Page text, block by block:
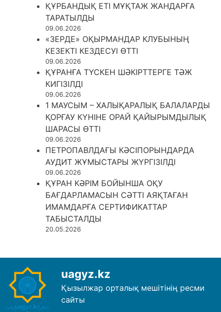
ҚҰРБАНДЫҚ ЕТІ МҰҚТАЖ ЖАНДАРҒА
ТАРАТЫЛДЫ
09.06.2026
«ЗЕРДЕ» ОҚЫРМАНДАР КЛУБЫНЫҢ
КЕЗЕКТІ КЕЗДЕСУІ ӨТТІ
09.06.2026
ҚҰРАНҒА ТҮСКЕН ШӘКІРТТЕРГЕ ТӘЖ
КИГІЗІЛДІ
09.06.2026
1 МАУСЫМ – ХАЛЫҚАРАЛЫҚ БАЛАЛАРДЫ
ҚОРҒАУ КҮНІНЕ ОРАЙ ҚАЙЫРЫМДЫЛЫҚ
ШАРАСЫ ӨТТІ
09.06.2026
ПЕТРОПАВЛДАҒЫ КӘСІПОРЫНДАРДА
АУДИТ ЖҰМЫСТАРЫ ЖҮРГІЗІЛДІ
09.06.2026
ҚҰРАН КӘРІМ БОЙЫНША ОҚУ
БАҒДАРЛАМАСЫН СӘТТІ АЯҚТАҒАН
ИМАМДАРҒА СЕРТИФИКАТТАР
ТАБЫСТАЛДЫ
20.05.2026
uagyz.kz
Қызылжар орталық мешітінің ресми
сайты